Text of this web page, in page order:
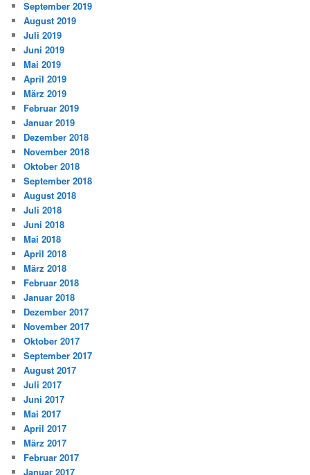
September 2019
August 2019
Juli 2019
Juni 2019
Mai 2019
April 2019
März 2019
Februar 2019
Januar 2019
Dezember 2018
November 2018
Oktober 2018
September 2018
August 2018
Juli 2018
Juni 2018
Mai 2018
April 2018
März 2018
Februar 2018
Januar 2018
Dezember 2017
November 2017
Oktober 2017
September 2017
August 2017
Juli 2017
Juni 2017
Mai 2017
April 2017
März 2017
Februar 2017
Januar 2017